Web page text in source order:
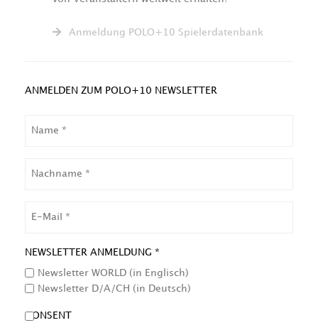
Anmeldung POLO+10 Spielerdatenbank
ANMELDEN ZUM POLO+10 NEWSLETTER
NEWSLETTER ANMELDUNG *
Newsletter WORLD (in Englisch)
Newsletter D/A/CH (in Deutsch)
CONSENT